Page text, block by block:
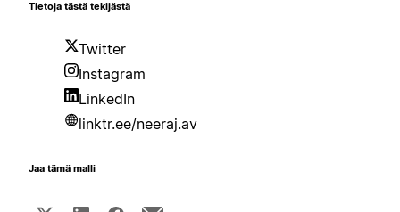
Tietoja tästä tekijästä
Twitter
Instagram
LinkedIn
linktr.ee/neeraj.av
Jaa tämä malli